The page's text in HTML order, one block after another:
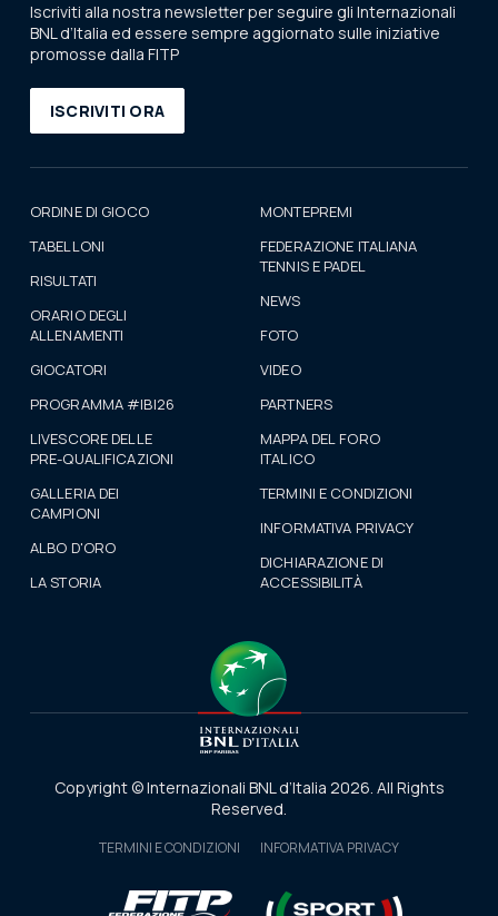
Iscriviti alla nostra newsletter per seguire gli Internazionali
BNL d’Italia ed essere sempre aggiornato sulle iniziative
promosse dalla FITP
ISCRIVITI ORA
ORDINE DI GIOCO
TABELLONI
RISULTATI
ORARIO DEGLI
ALLENAMENTI
GIOCATORI
PROGRAMMA #IBI26
LIVESCORE DELLE
PRE-QUALIFICAZIONI
GALLERIA DEI
CAMPIONI
ALBO D'ORO
LA STORIA
MONTEPREMI
FEDERAZIONE ITALIANA
TENNIS E PADEL
NEWS
FOTO
VIDEO
PARTNERS
MAPPA DEL FORO
ITALICO
TERMINI E CONDIZIONI
INFORMATIVA PRIVACY
DICHIARAZIONE DI
ACCESSIBILITÀ
Copyright © Internazionali BNL d’Italia 2026. All Rights
Reserved.
TERMINI E CONDIZIONI INFORMATIVA PRIVACY